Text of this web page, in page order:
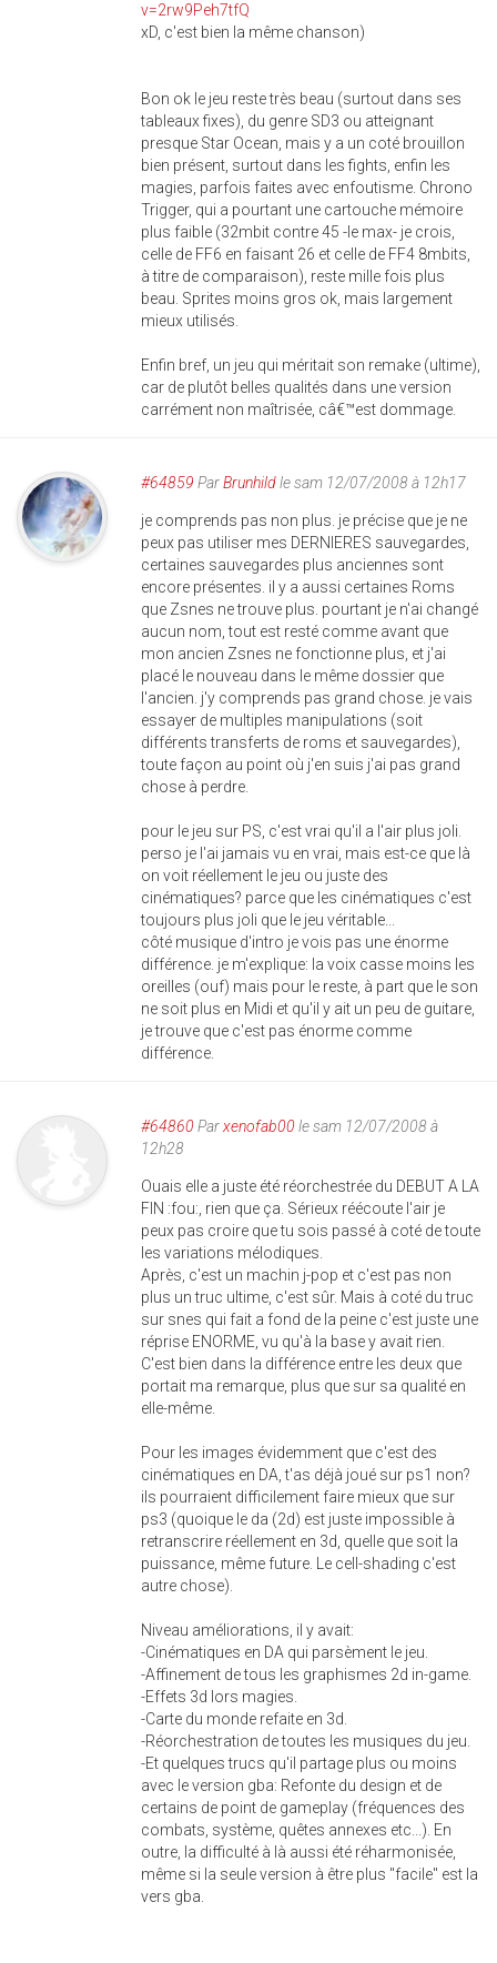
v=2rw9Peh7tfQ
xD, c'est bien la même chanson)
Bon ok le jeu reste très beau (surtout dans ses
tableaux fixes), du genre SD3 ou atteignant
presque Star Ocean, mais y a un coté brouillon
bien présent, surtout dans les fights, enfin les
magies, parfois faites avec enfoutisme. Chrono
Trigger, qui a pourtant une cartouche mémoire
plus faible (32mbit contre 45 -le max- je crois,
celle de FF6 en faisant 26 et celle de FF4 8mbits,
à titre de comparaison), reste mille fois plus
beau. Sprites moins gros ok, mais largement
mieux utilisés.
Enfin bref, un jeu qui méritait son remake (ultime),
car de plutôt belles qualités dans une version
carrément non maîtrisée, câ€™est dommage.
#64859 ParBrunhildle sam 12/07/2008 à 12h17
je comprends pas non plus. je précise que je ne
peux pas utiliser mes DERNIERES sauvegardes,
certaines sauvegardes plus anciennes sont
encore présentes. il y a aussi certaines Roms
que Zsnes ne trouve plus. pourtant je n'ai changé
aucun nom, tout est resté comme avant que
mon ancien Zsnes ne fonctionne plus, et j'ai
placé le nouveau dans le même dossier que
l'ancien. j'y comprends pas grand chose. je vais
essayer de multiples manipulations (soit
différents transferts de roms et sauvegardes),
toute façon au point où j'en suis j'ai pas grand
chose à perdre.
pour le jeu sur PS, c'est vrai qu'il a l'air plus joli.
perso je l'ai jamais vu en vrai, mais est-ce que là
on voit réellement le jeu ou juste des
cinématiques? parce que les cinématiques c'est
toujours plus joli que le jeu véritable...
côté musique d'intro je vois pas une énorme
différence. je m'explique: la voix casse moins les
oreilles (ouf) mais pour le reste, à part que le son
ne soit plus en Midi et qu'il y ait un peu de guitare,
je trouve que c'est pas énorme comme
différence.
#64860 Parxenofab00 le sam 12/07/2008 à
12h28
Ouais elle a juste été réorchestrée du DEBUT A LA
FIN :fou:, rien que ça. Sérieux réécoute l'air je
peux pas croire que tu sois passé à coté de toute
les variations mélodiques.
Après, c'est un machin j-pop et c'est pas non
plus un truc ultime, c'est sûr. Mais à coté du truc
sur snes qui fait a fond de la peine c'est juste une
réprise ENORME, vu qu'à la base y avait rien.
C'est bien dans la différence entre les deux que
portait ma remarque, plus que sur sa qualité en
elle-même.
Pour les images évidemment que c'est des
cinématiques en DA, t'as déjà joué sur ps1 non?
ils pourraient difficilement faire mieux que sur
ps3 (quoique le da (2d) est juste impossible à
retranscrire réellement en 3d, quelle que soit la
puissance, même future. Le cell-shading c'est
autre chose).
Niveau améliorations, il y avait:
-Cinématiques en DA qui parsèment le jeu.
-Affinement de tous les graphismes 2d in-game.
-Effets 3d lors magies.
-Carte du monde refaite en 3d.
-Réorchestration de toutes les musiques du jeu.
-Et quelques trucs qu'il partage plus ou moins
avec le version gba: Refonte du design et de
certains de point de gameplay (fréquences des
combats, système, quêtes annexes etc...). En
outre, la difficulté à là aussi été réharmonisée,
même si la seule version à être plus "facile" est la
vers gba.